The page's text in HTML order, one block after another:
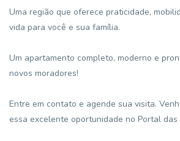
Uma região que oferece praticidade,
vida para você e sua família.
Um apartamento completo, moderno e
novos moradores!
Entre em contato e agende sua visita.
essa excelente oportunidade no Portal das